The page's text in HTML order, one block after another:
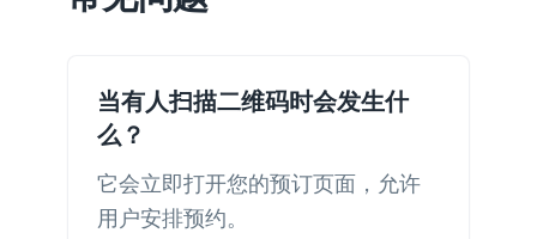
当有人扫描二维码时会发生什
么？
它会立即打开您的预订页面，允许
用户安排预约。